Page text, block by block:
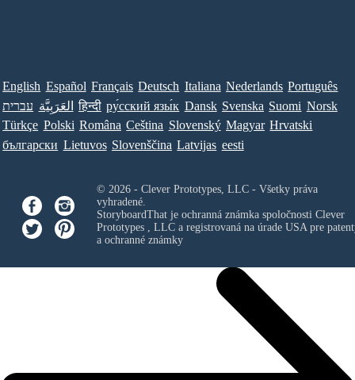
English Español Français Deutsch Italiana Nederlands Português
עברית العَرَبِيَّة हिन्दी ру́сский язы́к Dansk Svenska Suomi Norsk
Türkçe Polski Româna Ceština Slovenský Magyar Hrvatski
български Lietuvos Slovenščina Latvijas eesti
© 2026 - Clever Prototypes, LLC - Všetky práva
vyhradené.
StoryboardThat je ochranná známka spoločnosti Clever
Prototypes , LLCa registrovaná na úrade USA pre
a ochranné známky